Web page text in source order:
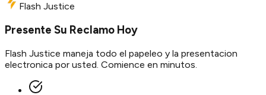
Flash Justice
Presente Su Reclamo Hoy
Flash Justice maneja todo el papeleo y la presentacion
electronica por usted. Comience en minutos.